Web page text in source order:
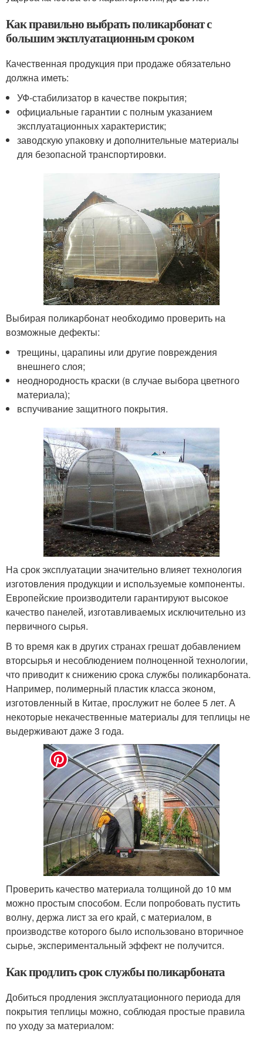
Как правильно выбрать поликарбонат с
большим эксплуатационным сроком
Качественная продукция при продаже обязательно
должна иметь:
УФ-стабилизатор в качестве покрытия;
официальные гарантии с полным указанием
эксплуатационных характеристик;
заводскую упаковку и дополнительные материалы
для безопасной транспортировки.
Выбирая поликарбонат необходимо проверить на
возможные дефекты:
трещины, царапины или другие повреждения
внешнего слоя;
неоднородность краски (в случае выбора цветного
материала);
вспучивание защитного покрытия.
На срок эксплуатации значительно влияет технология
изготовления продукции и используемые компоненты.
Европейские производители гарантируют высокое
качество панелей, изготавливаемых исключительно из
первичного сырья.
В то время как в других странах грешат добавлением
вторсырья и несоблюдением полноценной технологии,
что приводит к снижению срока службы поликарбоната.
Например, полимерный пластик класса эконом,
изготовленный в Китае, прослужит не более 5 лет. А
некоторые некачественные материалы для теплицы не
выдерживают даже 3 года.
Проверить качество материала толщиной до 10 мм
можно простым способом. Если попробовать пустить
волну, держа лист за его край, с материалом, в
производстве которого было использовано вторичное
сырье, экспериментальный эффект не получится.
Как продлить срок службы поликарбоната
Добиться продления эксплуатационного периода для
покрытия теплицы можно, соблюдая простые правила
по уходу за материалом: